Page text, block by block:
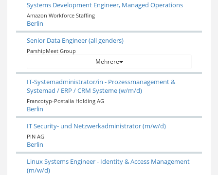
Systems Development Engineer, Managed Operations
Amazon Workforce Staffing
Berlin
Senior Data Engineer (all genders)
ParshipMeet Group
Mehrere
IT-Systemadministrator/in - Prozessmanagement &
Systemad / ERP / CRM Systeme (w/m/d)
Francotyp-Postalia Holding AG
Berlin
IT Security- und Netzwerkadministrator (m/w/d)
PIN AG
Berlin
Linux Systems Engineer - Identity & Access Management
(m/w/d)